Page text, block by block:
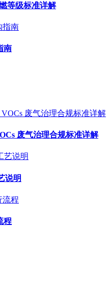
等级标准详解
南
废气治理合规标准详解
说明
程